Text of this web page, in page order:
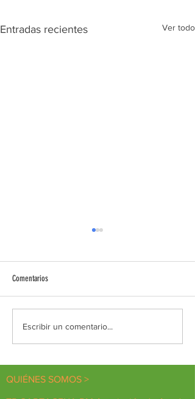
Entradas recientes Ver todo
Diálogos de encuentro
Comentarios
Escribir un comentario...
QUIÉNES SOMOS >